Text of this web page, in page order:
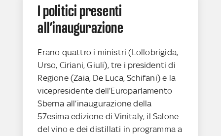
I politici presenti
all’inaugurazione
Erano quattro i ministri (Lollobrigida,
Urso, Ciriani, Giuli), tre i presidenti di
Regione (Zaia, De Luca, Schifani) e la
vicepresidente dell’Europarlamento
Sberna all’inaugurazione della
57esima edizione di Vinitaly, il Salone
del vino e dei distillati in programma a